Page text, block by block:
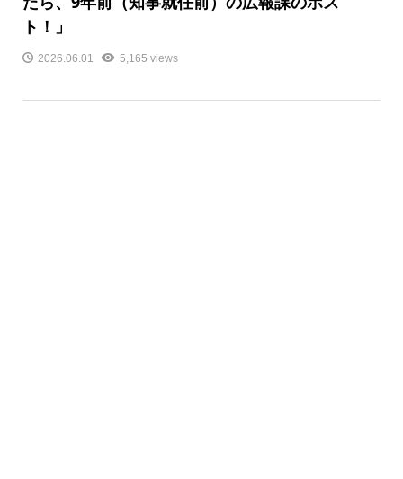
ト！」
2026.06.01 5,165 views